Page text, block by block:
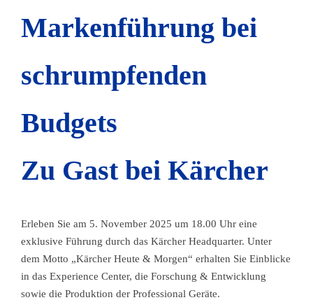
Markenführung bei
schrumpfenden
Budgets
Zu Gast bei Kärcher
Erleben Sie am 5. November 2025 um 18.00 Uhr eine
exklusive Führung durch das Kärcher Headquarter. Unter
dem Motto „Kärcher Heute & Morgen“ erhalten Sie Einblicke
in das Experience Center, die Forschung & Entwicklung
sowie die Produktion der Professional Geräte.